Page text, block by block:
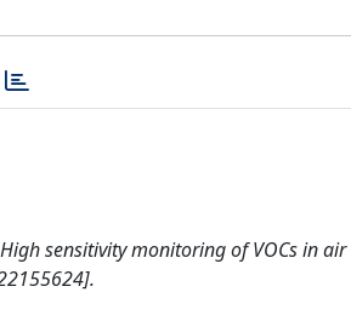
High sensitivity monitoring of VOCs in air